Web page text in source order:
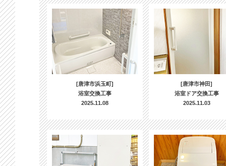
[唐津市浜玉町]
浴室交換工事
2025.11.08
[唐津市神田]
浴室ドア交換工事
2025.11.03